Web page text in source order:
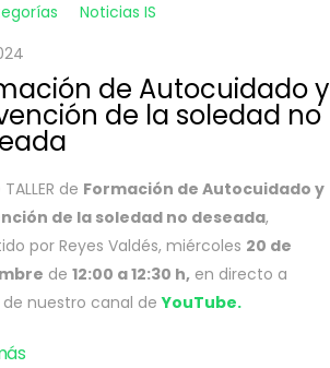
Noticias IS
de Autocuidado y
de la soledad no
TALLER de Formación de Autocuidado y
de la soledad no deseada,
por Reyes Valdés, miércoles 20 de
de 12:00 a 12:30 h, en directo a
de nuestro canal deYouTube.